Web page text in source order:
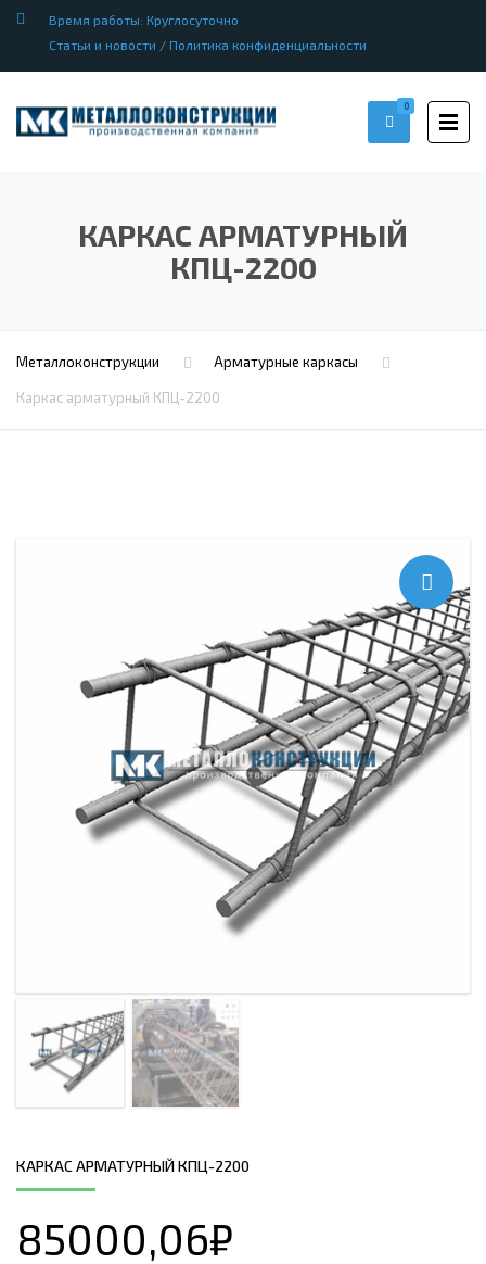
Время работы: Круглосуточно
Статьи и новости / Политика конфиденциальности
0
КАРКАС АРМАТУРНЫЙ
КПЦ-2200
Металлоконструкции Арматурные каркасы
Каркас арматурный КПЦ-2200
КАРКАС АРМАТУРНЫЙ КПЦ-2200
85000,06₽